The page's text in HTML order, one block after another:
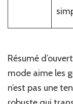
Résumé
mode aime les
n’est pas une